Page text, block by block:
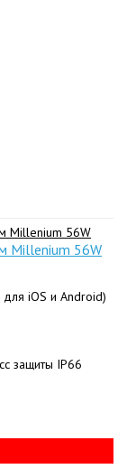
Millenium 56W
iOS и Android)
защиты IP66